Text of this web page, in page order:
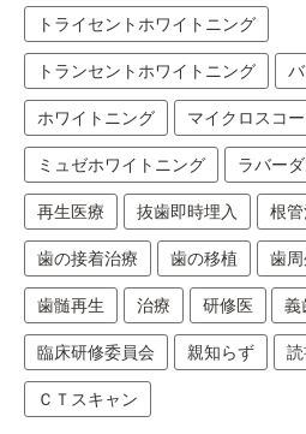
トライセントホワイトニング
トランセントホワイトニング
ホワイトニング マイクロスコ
ミュゼホワイトニング ラバー
再生医療 抜歯即時埋入 根
歯の接着治療 歯の移植 歯
歯髄再生 治療 研修医 義
臨床研修委員会 親知らず
ＣＴスキャン